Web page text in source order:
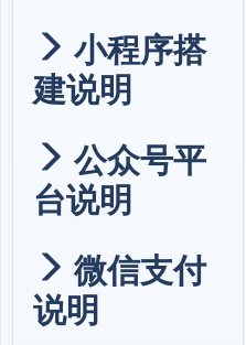
小程序搭
建说明
公众号平
台说明
微信支付
说明